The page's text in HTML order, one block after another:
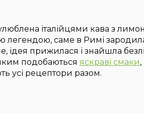
італійцями кава з
саме в Римі
ідея прижилася і знайшла
подобаються яскраві смаки
усі рецептори разом.